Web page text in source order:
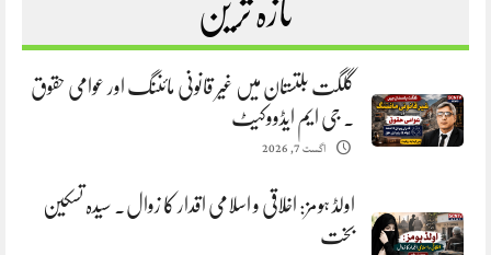
تازہ ترین
گلگت بلتستان میں غیر قانونی مائننگ اور عوامی حقوق
. جی ایم ایڈووکیٹ
اگست 7, 2026
اولڈ ہومز: اخلاقی و اسلامی اقدار کا زوال. سیدہ تسکین
بخت